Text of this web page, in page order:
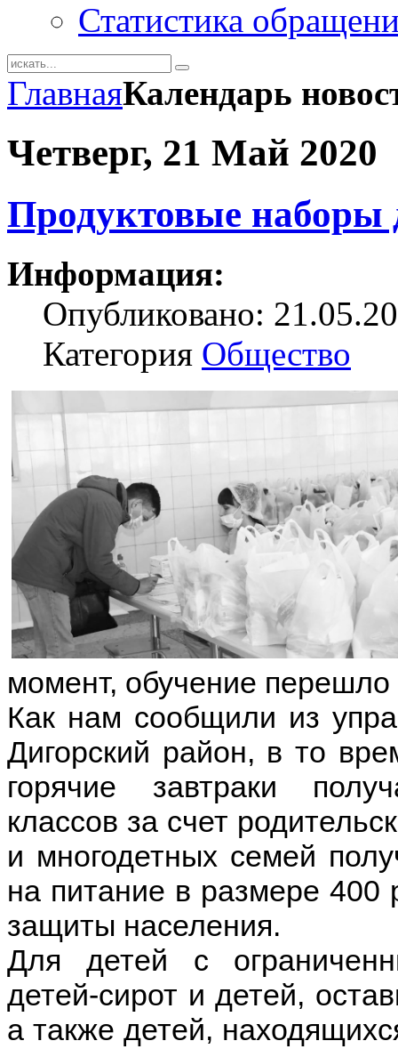
Статистика
ГлавнаяКалендарь
Четверг, 21 Май 2020
Продуктовые наборы
Информация:
Опубликовано:
Категория Общество
момент, обучение
Как нам сообщили из
Дигорский район, в то
горячие завтраки
классов за счет
и многодетных семей
на питание в размере 400
защиты населения.
Для детей с
детей-сирот и детей,
а также детей,